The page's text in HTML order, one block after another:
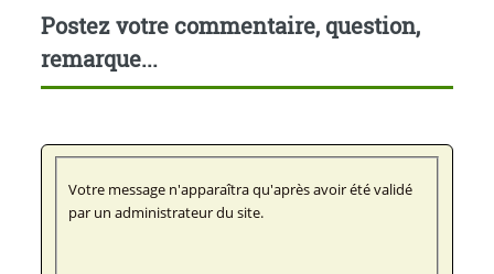
Postez votre commentaire, question,
remarque...
Votre message n'apparaîtra qu'après avoir été validé
par un administrateur du site.